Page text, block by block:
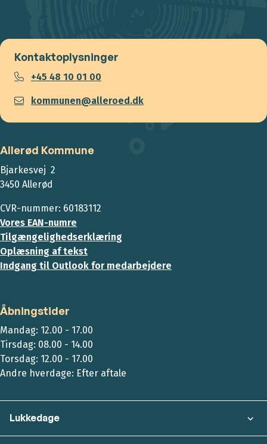
Kontaktoplysninger
+45 48 10 01 00
kommunen@alleroed.dk
Allerød Kommune
Bjarkesvej 2
3450 Allerød
CVR-nummer: 60183112
Vores EAN-numre
Tilgængelighedserklæring
Oplæsning af tekst
Indgang til Outlook for medarbejdere
Åbningstider
Mandag: 12.00 - 17.00
Tirsdag: 08.00 - 14.00
Torsdag: 12.00 - 17.00
Andre hverdage: Efter aftale
Lukkedage